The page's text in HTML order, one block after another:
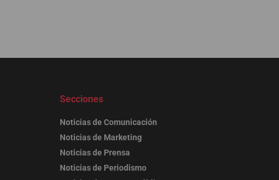
Secciones
Noticias de Comunicación
Noticias de Marketing
Noticias de Prensa
Noticias de Periodismo